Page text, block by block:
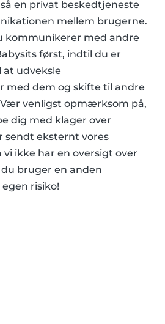
en privat beskedtjeneste
mellem brugerne.
kommunikerer med andre
først, indtil du er
udveksle
med dem og skifte til andre
venligst opmærksom på,
dig med klager over
sendt eksternt vores
ikke har en oversigt over
bruger en anden
risiko!